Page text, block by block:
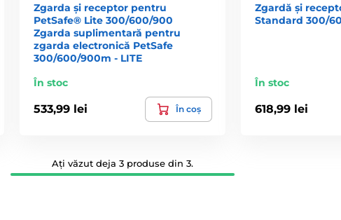
Zgarda și receptor pentru
PetSafe® Lite 300/600/900
Zgarda suplimentară pentru
zgarda electronică PetSafe
300/600/900m - LITE
În stoc
533,99 lei În coș
Zgardă și
Standard 300/
În stoc
618,99 lei
Ați văzut deja 3 produse din 3.